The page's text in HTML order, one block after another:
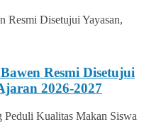
Resmi Disetujui
2026-2027